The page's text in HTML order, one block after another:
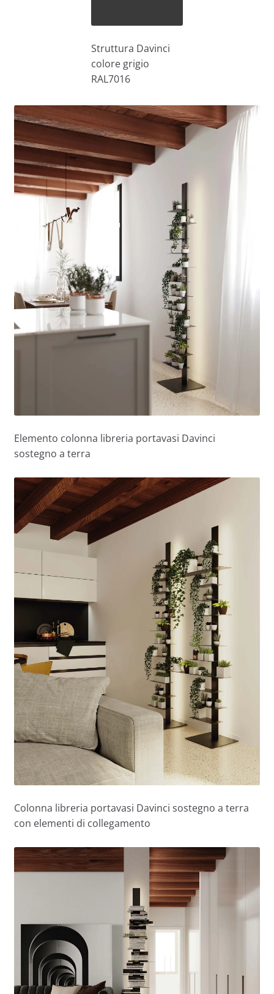
Struttura Davinci
colore grigio
RAL7016
Elemento colonna libreria portavasi Davinci
sostegno a terra
Colonna libreria portavasi Davinci sostegno a terra
con elementi di collegamento